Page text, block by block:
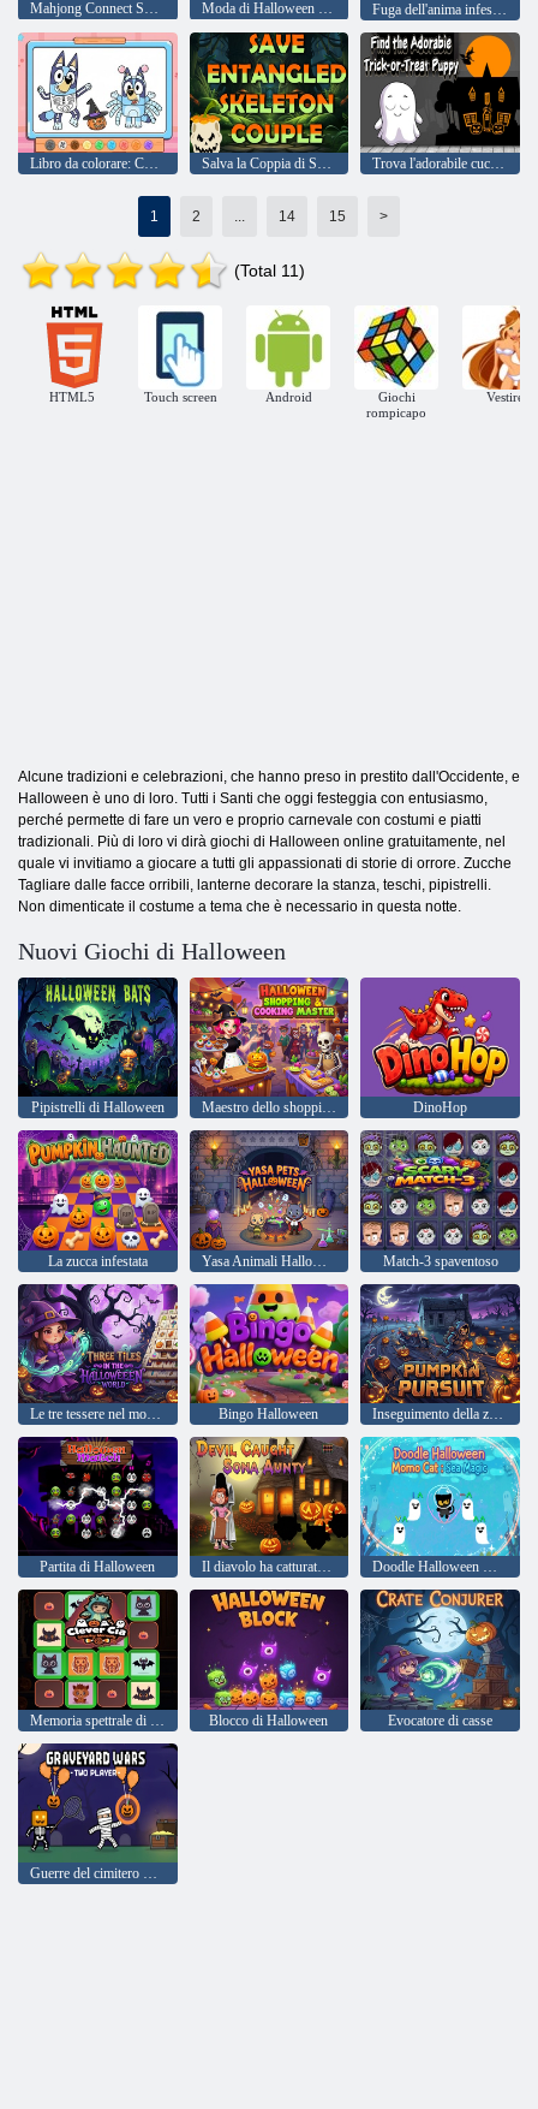
Fuga dell'anima infestata
1 2 14 15 >
(Total 11)
HTML5 Touch screen Android
Giochi
rompicapo
Vestire
Alcune tradizioni e celebrazioni, che hanno preso in prestito dall'Occidente, e
Halloween è uno di loro. Tutti i Santi che oggi festeggia con entusiasmo,
perché permette di fare un vero e proprio carnevale con costumi e piatti
tradizionali. Più di loro vi dirà giochi di Halloween online gratuitamente, nel
quale vi invitiamo a giocare a tutti gli appassionati di storie di orrore. Zucche
Tagliare dalle facce orribili, lanterne decorare la stanza, teschi, pipistrelli.
Non dimenticate il costume a tema che è necessario in questa notte.
Nuovi Giochi di Halloween
Pipistrelli di Halloween Maestro dello shopping e della cucina di Halloween DinoHop
La zucca infestata Yasa Animali Halloween Match-3 spaventoso
Le tre tessere nel mondo di Halloween Bingo Halloween Inseguimento della zucca
Partita di Halloween Il diavolo ha catturato Sona Aunty Doodle Halloween Momo Cat: Magia del mare
Memoria spettrale di Cia intelligente Blocco di Halloween Evocatore di casse
Guerre del cimitero Due giocatori